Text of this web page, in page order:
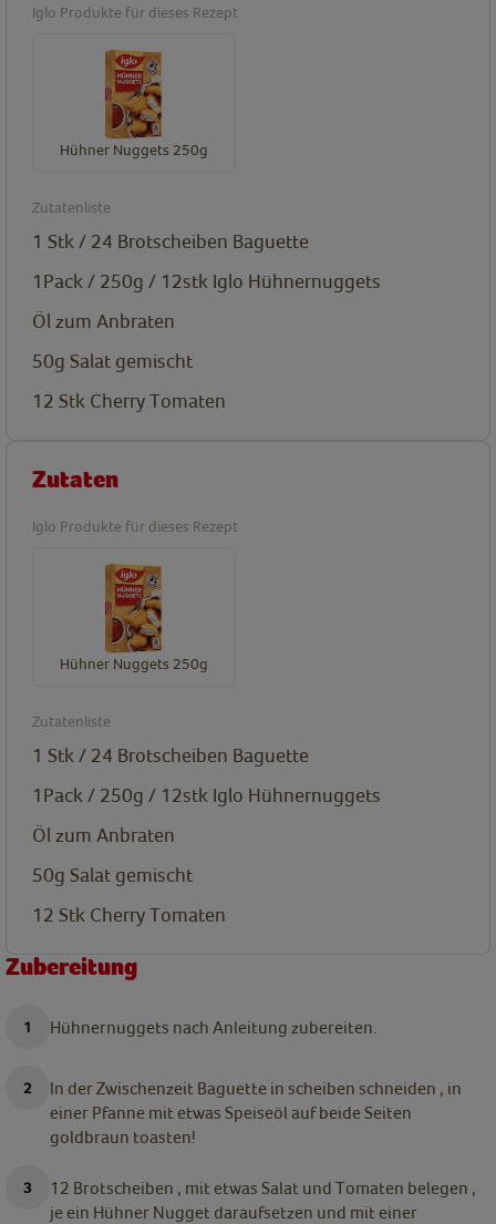
Iglo Produkte für dieses Rezept
Hühner Nuggets 250g
Zutatenliste
1 Stk / 24 Brotscheiben Baguette
1Pack / 250g / 12stk Iglo Hühnernuggets
Ölzum Anbraten
50g Salat gemischt
12 Stk Cherry Tomaten
Zutaten
Iglo Produkte für dieses Rezept
Hühner Nuggets 250g
Zutatenliste
1 Stk / 24 Brotscheiben Baguette
1Pack / 250g / 12stk Iglo Hühnernuggets
Ölzum Anbraten
50g Salat gemischt
12 Stk Cherry Tomaten
Zubereitung
Hühnernuggets nach Anleitung zubereiten.
In der Zwischenzeit Baguette in scheiben schneiden , in
einer Pfanne mit etwas Speiseöl auf beide Seiten
goldbraun toasten!
12 Brotscheiben , mit etwas Salat und Tomaten belegen ,
je ein Hühner Nugget daraufsetzen und mit einer